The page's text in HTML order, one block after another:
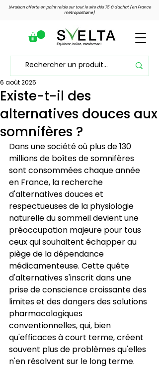
Voir les points
Livraison offerte en point relais sur tout le site dès 75 € d'achat (en France
métropolitaine)
Existe-t-il des
alternatives douces aux
somnifères ?
6 août 2025
Dans une société où plus de 130
millions de boîtes de somnifères
sont consommées chaque année
en France, la recherche
d'alternatives douces et
respectueuses de la physiologie
naturelle du sommeil devient une
préoccupation majeure pour tous
ceux qui souhaitent échapper au
piège de la dépendance
médicamenteuse. Cette quête
d'alternatives s'inscrit dans une
prise de conscience croissante des
limites et des dangers des solutions
pharmacologiques
conventionnelles, qui, bien
qu'efficaces à court terme, créent
souvent plus de problèmes qu'elles
n'en résolvent sur le long terme.